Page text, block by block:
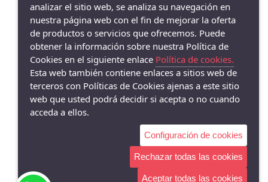
analizar el sitio web, se analiza su navegación en
nuestra página web con el fin de mejorar la oferta
de productos o servicios que ofrecemos. Puede
obtener la información sobre nuestra Política de
Cookies en el siguiente enlace Política de cookies.
Esta web también contiene enlaces a sitios web de
terceros con Políticas de Cookies ajenas a este sitio
web que usted podrá decidir si acepta o no cuando
acceda a ellos.
Configuración de cookies
Rechazar todas las cookies
Aceptar todas las cookies